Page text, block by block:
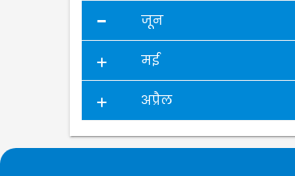
जून
मई
अप्रैल